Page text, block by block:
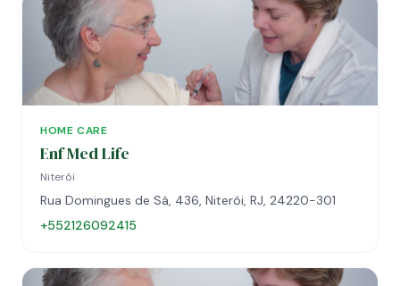
HOME CARE
Enf Med Life
Niterói
Rua Domingues de Sá, 436, Niterói, RJ, 24220-301
+552126092415